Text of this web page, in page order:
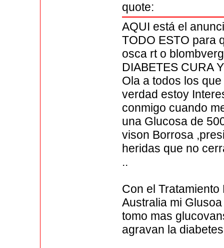
quote:
AQUI está el
TODO ESTO para
osca rt o
DIABETES CURA
Ola a todos los
verdad estoy
conmigo cuando
una Glucosa de
vison Borrosa
heridas que no
..
Con el
Australia mi
tomo mas
agravan la